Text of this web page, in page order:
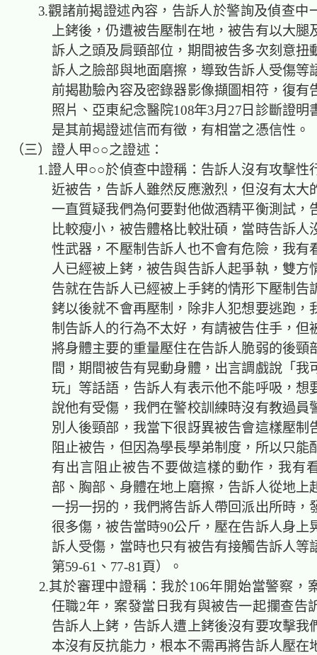
3.觀諸前揭證述內容，告訴人於警詢及偵查中
上銬後，仍遭被告壓制在地，被告有以大腿
訴人之頭及肩頸部位，期間被告多次刻意扭
訴人之臉部與地面磨擦，導致告訴人受傷等
前揭勘驗內容及密錄器影像擷圖相符，復有
照片、亞東紀念醫院108年3月27日診斷證明
是其前揭證述信而有徵，有相當之憑信性。
（三）證人甲○○之證述：
1.證人甲○○於偵查中證稱：告訴人沒有攻擊性
近被告，告訴人雖然反應激烈，但沒有太大
一直質疑我們為何要對他做酒精平衡測試，
比較瘦小，被告體格比較壯碩，當時告訴人
性武器，不壓制告訴人也不會有危險，我有
人已經被上銬，被告與告訴人起爭執，雙方
告就在告訴人已經被上手銬的情形下壓制告
銬以後就不會再壓制，除非人犯想要逃跑，
制告訴人的行為不太好，有請被告住手，但
將身體主要的重量壓住在告訴人脆弱的後頸
間，期間被告有晃動身體，出言調戲說「我
玩」等話語，告訴人有表示他不能呼吸，想
說他有受傷，我們在警校訓練時沒有教過員
別人後頸部，我當下很訝異被告會這樣壓制
阻止被告，但因為學長學弟制度，所以只能
有出言阻止被告不要做這樣的動作，我有
部、胸部、身體在地上磨擦，告訴人從地上
一拐一拐的，我們將告訴人帶回派出所時，
很多傷，被告當時90公斤，壓在告訴人身上
訴人受傷，當時也只有被告有接觸告訴人等
第59-61、77-81頁）。
2.其於審理中證稱：我於106年開始當警察，
任職2年，案發當日我有與被告一起攔查告
告訴人上銬，告訴人遭上銬後沒有要攻擊我
本沒有反抗能力，根本不需再將告訴人壓在